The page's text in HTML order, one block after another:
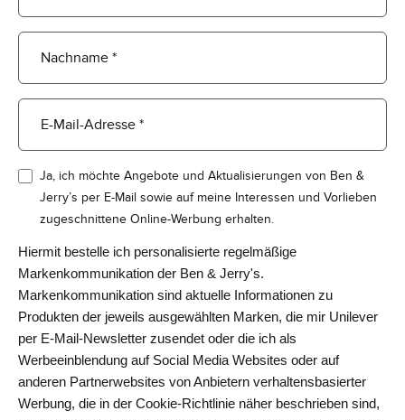
Nachname *
E-Mail-Adresse *
Ja, ich möchte Angebote und Aktualisierungen von Ben &
Jerry’s per E-Mail sowie auf meine Interessen und Vorlieben
zugeschnittene Online-Werbung erhalten.
Hiermit bestelle ich personalisierte regelmäßige
Markenkommunikation der Ben & Jerry's.
Markenkommunikation sind aktuelle Informationen zu
Produkten der jeweils ausgewählten Marken, die mir Unilever
per E-Mail-Newsletter zusendet oder die ich als
Werbeeinblendung auf Social Media Websites oder auf
anderen Partnerwebsites von Anbietern verhaltensbasierter
Werbung, die in der Cookie-Richtlinie näher beschrieben sind,